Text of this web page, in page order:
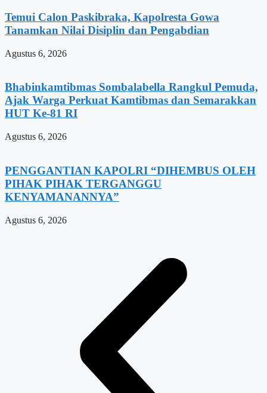
Temui Calon Paskibraka, Kapolresta Gowa
Tanamkan Nilai Disiplin dan Pengabdian
Agustus 6, 2026
Bhabinkamtibmas Sombalabella Rangkul Pemuda,
Ajak Warga Perkuat Kamtibmas dan Semarakkan
HUT Ke-81 RI
Agustus 6, 2026
PENGGANTIAN KAPOLRI “DIHEMBUS OLEH
PIHAK PIHAK TERGANGGU
KENYAMANANNYA”
Agustus 6, 2026